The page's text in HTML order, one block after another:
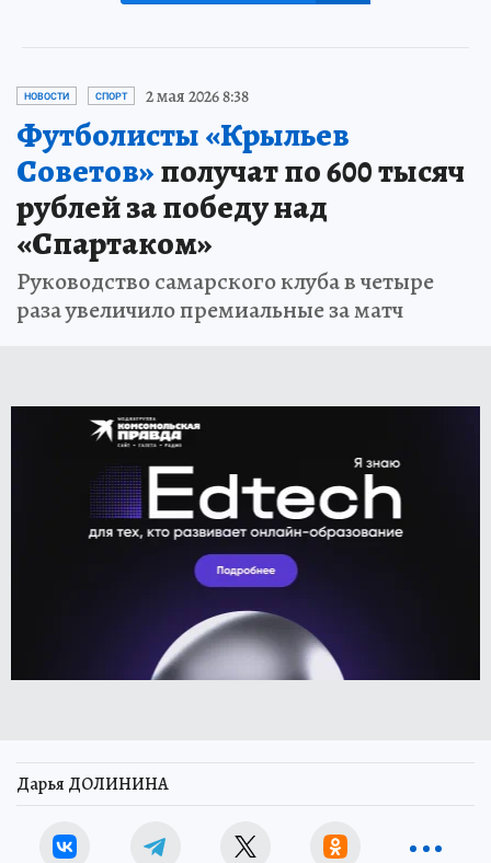
НОВОСТИ СПОРТ 2 мая 2026 8:38
Футболисты «Крыльев
Советов»получат по 600 тысяч
рублей за победу над
«Спартаком»
Руководство самарского клуба в четыре
раза увеличило премиальные за матч
Дарья ДОЛИНИНА